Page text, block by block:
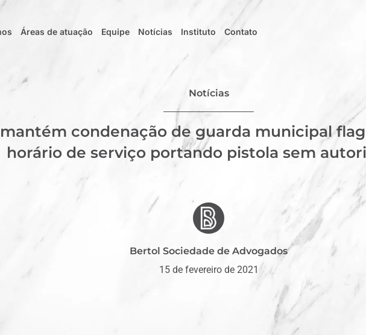
Áreas de atuação Equipe Notícias Instituto Contato
Notícias
mantém condenação de guarda municipal
horário de serviço portando pistola sem
Bertol Sociedade de Advogados
15 de fevereiro de 2021